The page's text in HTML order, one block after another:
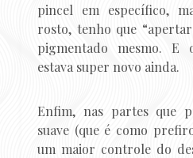
pincel em específico,
rosto, tenho que
pigmentado mesmo.
estava super novo ainda.
Enfim, nas partes que
suave (que é como
um maior controle do